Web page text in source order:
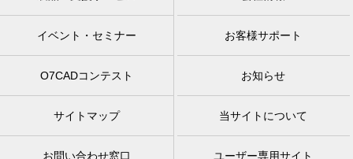
イベント・セミナー お客様サポート
O7CADコンテスト お知らせ
サイトマップ 当サイトについて
お問い合わせ窓口 ユーザー専用サイト